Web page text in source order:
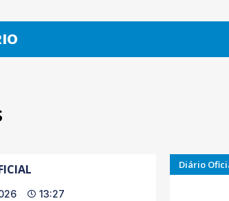
13:27
Diário